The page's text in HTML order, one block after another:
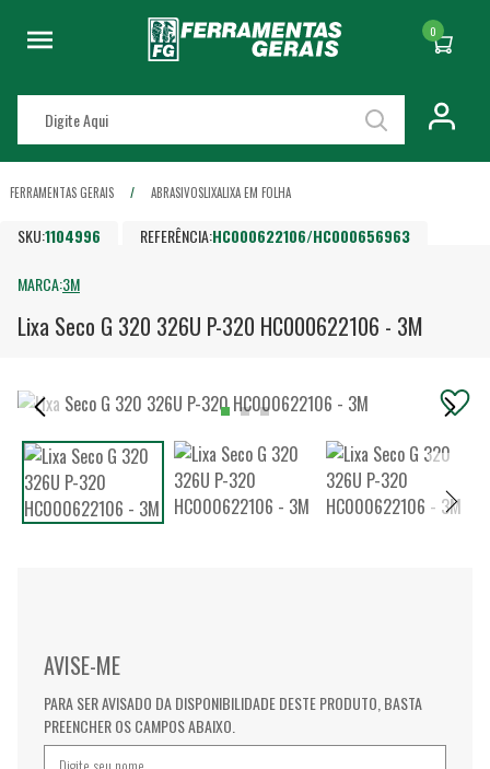
0
FERRAMENTAS GERAIS ABRASIVOSLIXALIXA EM FOLHA
SKU:1104996 REFERÊNCIA:HC000622106/HC000656963
MARCA:3M
Lixa Seco G 320 326U P-320 HC000622106 - 3M
AVISE-ME
PARA SER AVISADO DA DISPONIBILIDADE DESTE PRODUTO, BASTA
PREENCHER OS CAMPOS ABAIXO.